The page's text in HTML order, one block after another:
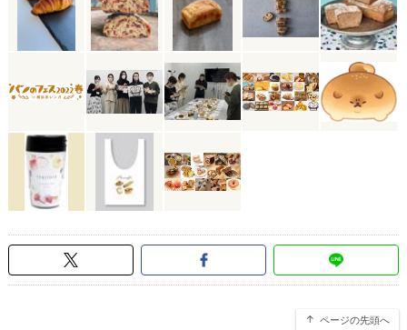
ページの先頭へ